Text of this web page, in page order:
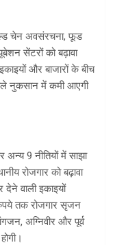
चेन अवसंरचना, फूड
सेंटरों को बढ़ावा
और बाजारों के बीच
नुकसान में कमी आएगी
अन्य 9 नीतियों में साझा
रोजगार को बढ़ावा
देने वाली इकाइयों
रुपये तक रोजगार सृजन
अग्निवीर और पूर्व